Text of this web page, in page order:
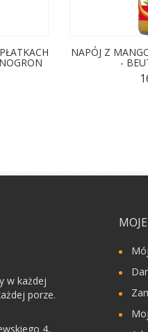
NAPÓJ Z
-
w każdej
porze.
4,